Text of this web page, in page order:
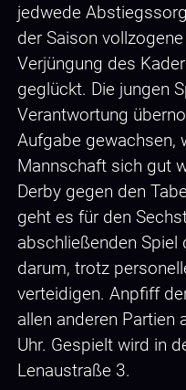
jedwede
der Saison
Verjüngung des
geglückt. Die jungen
Verantwortung
Aufgabe gewachsen,
Mannschaft sich gut
Derby gegen den
geht es für den
abschließenden
darum, trotz
verteidigen. Anpfiff
allen anderen Partien
Uhr. Gespielt wird in
Lenaustraße 3.